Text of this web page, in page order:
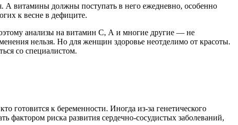
А витамины должны поступать в него ежедневно, особенно
к весне в дефиците.
анализы на витамин С, А и многие другие — не
нельзя. Но для женщин здоровье неотделимо от красоты.
со специалистом.
готовится к беременности. Иногда из-за генетического
фактором риска развития сердечно-сосудистых заболеваний,